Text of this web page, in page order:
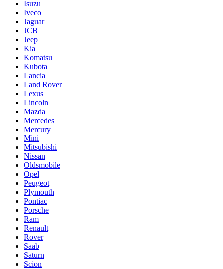
Isuzu
Iveco
Jaguar
JCB
Jeep
Kia
Komatsu
Kubota
Lancia
Land Rover
Lexus
Lincoln
Mazda
Mercedes
Mercury
Mini
Mitsubishi
Nissan
Oldsmobile
Opel
Peugeot
Plymouth
Pontiac
Porsche
Ram
Renault
Rover
Saab
Saturn
Scion